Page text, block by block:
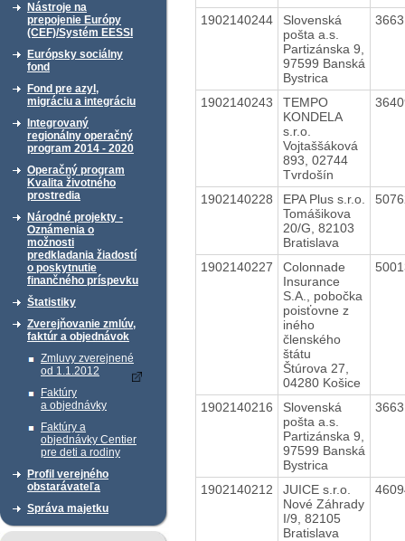
Nástroje na
prepojenie Európy
(CEF)/Systém EESSI
Európsky sociálny
fond
Fond pre azyl,
migráciu a integráciu
Integrovaný
regionálny operačný
program 2014 - 2020
Operačný program
Kvalita životného
prostredia
Národné projekty -
Oznámenia o
možnosti
predkladania žiadostí
o poskytnutie
finančného príspevku
Štatistiky
Zverejňovanie zmlúv,
faktúr a objednávok
Zmluvy zverejnené
od 1.1.2012
Faktúry
a objednávky
Faktúry a
objednávky Centier
pre deti a rodiny
Profil verejného
obstarávateľa
Správa majetku
1902140244
Slovenská
pošta a.s.
Partizánska 9,
97599 Banská
Bystrica
1902140243
TEMPO
KONDELA
s.r.o.
Vojtaššáková
893, 02744
Tvrdošín
1902140228
EPA Plus s.r.o.
Tomášikova
20/G, 82103
Bratislava
1902140227
Colonnade
Insurance
S.A., pobočka
poisťovne z
iného
členského
štátu
Štúrova 27,
04280 Košice
1902140216
Slovenská
pošta a.s.
Partizánska 9,
97599 Banská
Bystrica
1902140212
JUICE s.r.o.
Nové Záhrady
I/9, 82105
Bratislava